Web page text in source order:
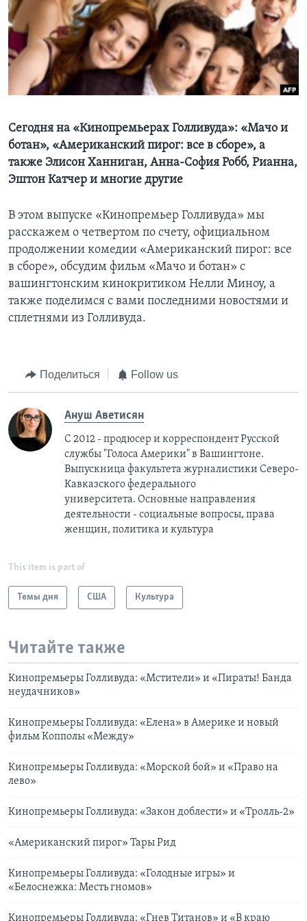
Learning English
СОЦИАЛЬНЫЕ СЕТИ
Языки
Сегодня на «Кинопремьерах Голливуда»: «Мачо и
ботан», «Американский пирог: все в сборе», а
также Элисон Ханниган, Анна-София Робб, Рианна,
Эштон Катчер и многие другие
В этом выпуске «Кинопремьер Голливуда» мы
расскажем о четвертом по счету, официальном
продолжении комедии «Американский пирог: все
в сборе», обсудим фильм «Мачо и ботан» с
вашингтонским кинокритиком Нелли Миноу, а
также поделимся с вами последними новостями и
сплетнями из Голливуда.
Поделиться Follow us
Ануш Аветисян
С 2012 - продюсер и корреспондент Русской
службы "Голоса Америки" в Вашингтоне.
Выпускница факультета журналистики Северо-
Кавказского федерального
университета. Основные направления
деятельности - социальные вопросы, права
женщин, политика и культура
This item is part of
Темы дня США Культура
Читайте также
Кинопремьеры Голливуда: «Мстители» и «Пираты! Банда
неудачников»
Кинопремьеры Голливуда: «Елена» в Америке и новый
фильм Копполы «Между»
Кинопремьеры Голливуда: «Морской бой» и «Право на
лево»
Кинопремьеры Голливуда: «Закон доблести» и «Тролль-2»
«Американский пирог» Тары Рид
Кинопремьеры Голливуда: «Голодные игры» и
«Белоснежка: Месть гномов»
Кинопремьеры Голливуда: «Гнев Титанов» и «В краю